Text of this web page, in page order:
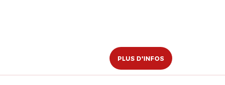
PLUS D'INFOS